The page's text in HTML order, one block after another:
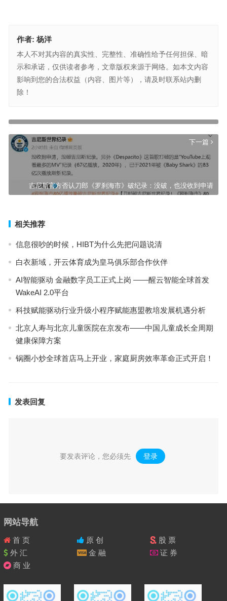
作者: 杨洋
本人不对其内容的真实性、完整性、准确性给予任何担保、暗
示和承诺，仅供读者参考，文章版权来源于网络。如本文内容
影响到您的合法权益（内容、图片等），请及时联系站内删
除！
下一篇
吉尼斯官方否认刀郎《罗刹海市》破纪录：没破，也没收到申请
相关推荐
信息很吵的时候，HIBT为什么先把问题说清
白衣新域，开云体育成为皇马俱乐部合作伙伴
AI智能驱动 金融数字员工正式上岗 ——醒云智能全球首发
WakeAI 2.0平台
科技赋能驱动行业升级小程序赋能惠盟教培发展机遇分析
北京人寿与北京儿童医院在京发布——中国儿童成长全周期
健康保障方案
锅圈小炒全球首店马上开业，家庭厨房效率革命正式开启！
发表回复
要发表评论，您必须先 登录 。
网站导航
首 页 原 创
股 票
外 汇
金 融
证 券
商 业